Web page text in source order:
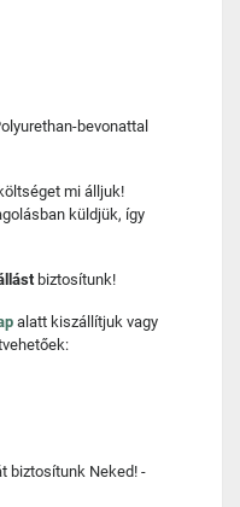
bevonattal
mi álljuk!
küldjük, így
biztosítunk!
alatt kiszállítjuk vagy
biztosítunk Neked! -